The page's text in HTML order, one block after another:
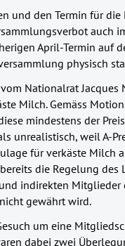
und den Termin für
auch
April-Termin auf
physisch
Nationalrat
Milch. Gemäss
mindestens der
unrealistisch, weil A-
für verkäste Milch
die Regelung des
indirekten Mitglieder
gewährt wird.
um eine
dabei zwei